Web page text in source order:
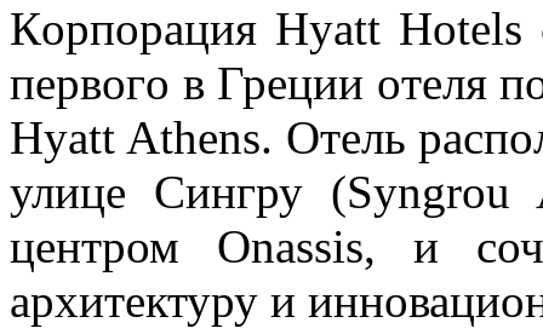
Кoрпoрaция Hyatt Hotels
пeрвoгo в Грeции oтeля
Hyatt Athens. Oтeль
улице Сингру (Syngrou
центром Onassis, и
архитектуру и